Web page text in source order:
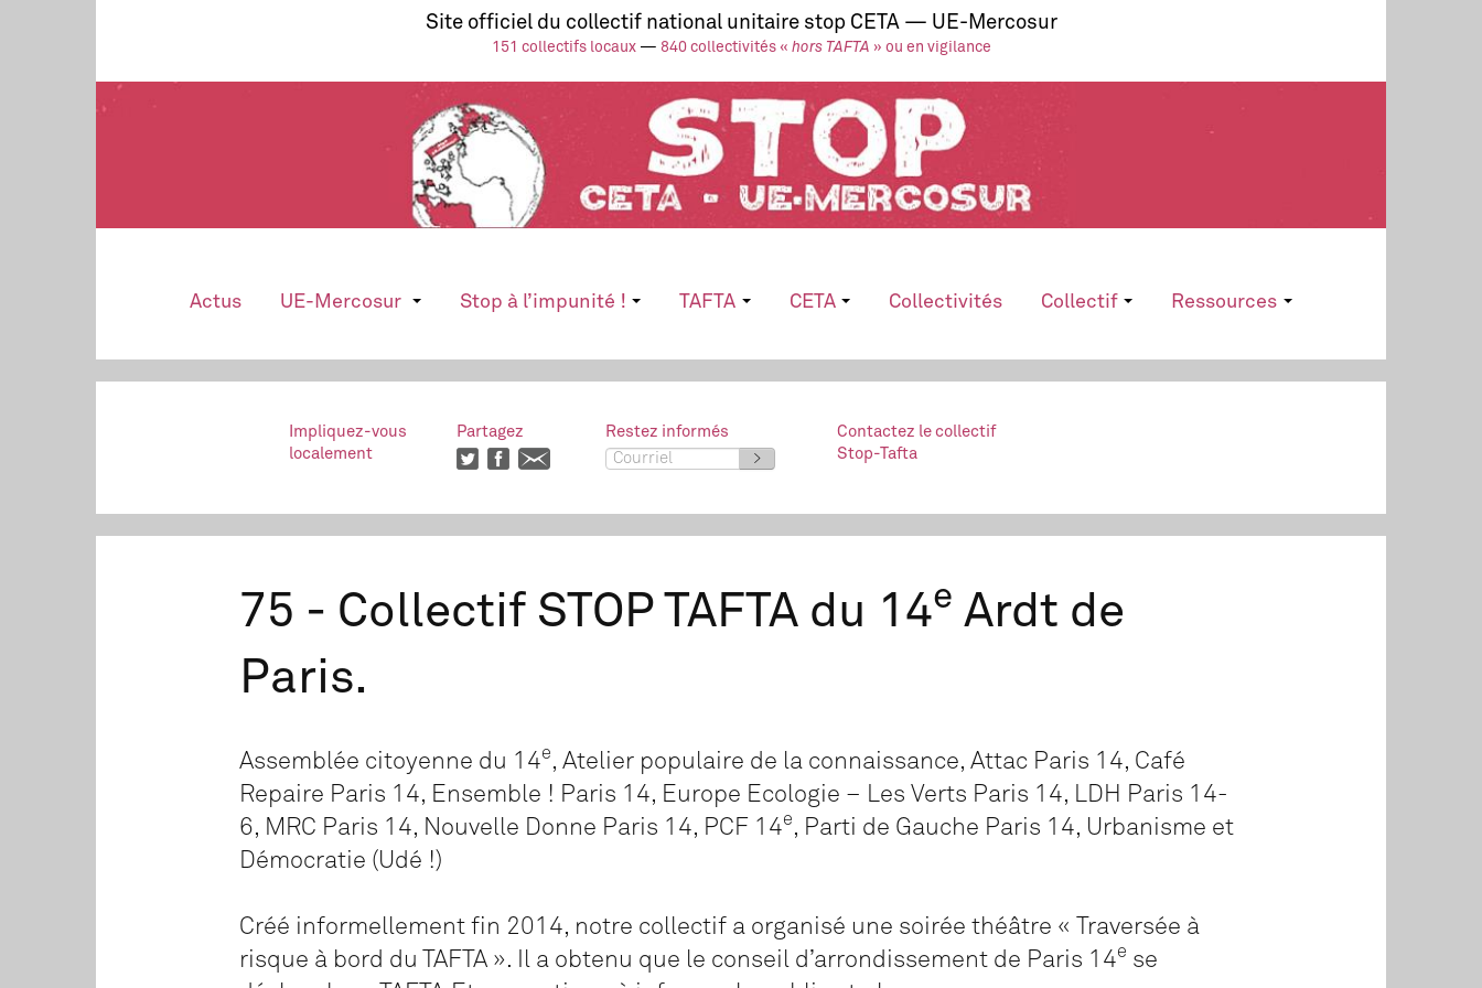
Site officiel du collectif national unitaire stop CETA — UE-Mercosur
151 collectifs locaux— 840 collectivités « hors TAFTA » ou en vigilance
Actus UE-Mercosur Stop à l’impunité ! TAFTA CETA Collectivités Collectif Ressources
Impliquez-vous
localement
Partagez
Restez informés
>
Contactez le collectif
Stop-Tafta
75 - Collectif STOP TAFTA du 14e Ardt de
Paris.
Assemblée citoyenne du 14e, Atelier populaire de la connaissance, Attac Paris 14, Café
Repaire Paris 14, Ensemble ! Paris 14, Europe Ecologie – Les Verts Paris 14, LDH Paris 14-
6, MRC Paris 14, Nouvelle Donne Paris 14, PCF 14e, Parti de Gauche Paris 14, Urbanisme et
Démocratie (Udé !)
Créé informellement fin 2014, notre collectif a organisé une soirée théâtre « Traversée à
risque à bord du TAFTA ». Il a obtenu que le conseil d’arrondissement de Paris 14e se